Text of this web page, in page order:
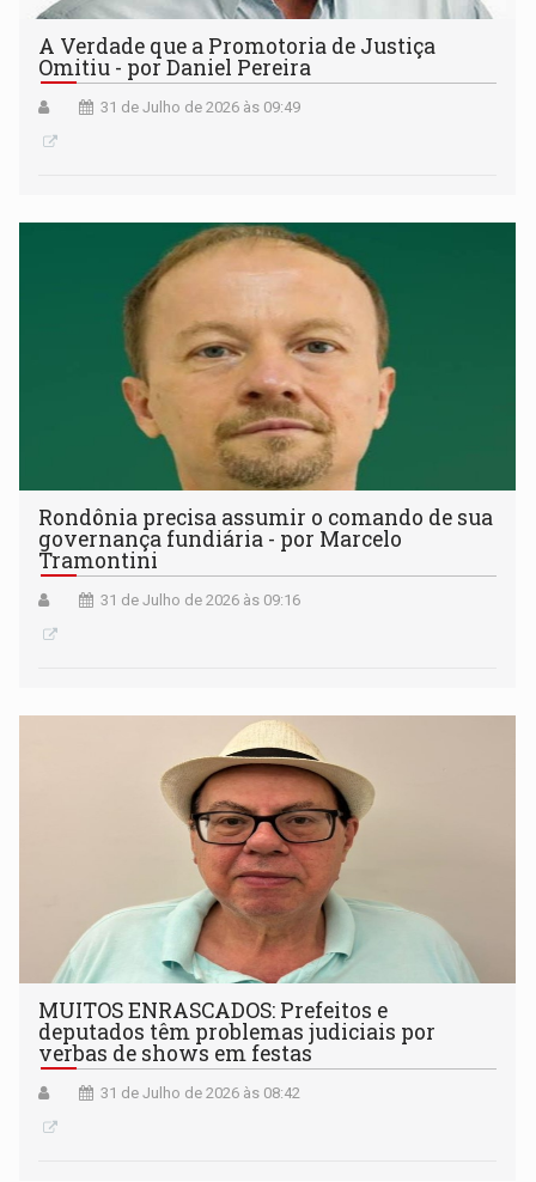
A Verdade que a Promotoria de Justiça
Omitiu - por Daniel Pereira
31 de Julho de 2026 às 09:49
Rondônia precisa assumir o comando de sua
governança fundiária - por Marcelo
Tramontini
31 de Julho de 2026 às 09:16
MUITOS ENRASCADOS: Prefeitos e
deputados têm problemas judiciais por
verbas de shows em festas
31 de Julho de 2026 às 08:42